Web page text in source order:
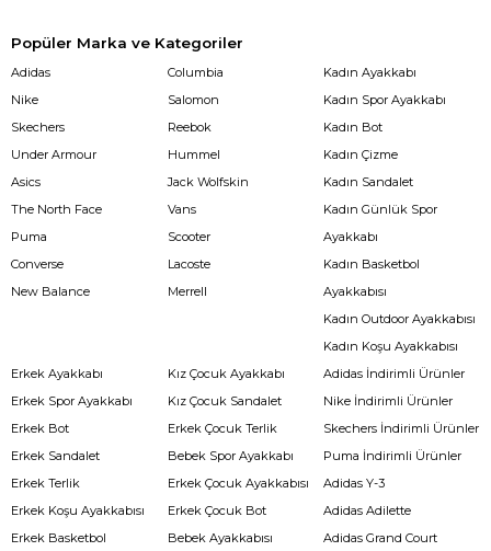
Popüler Marka ve Kategoriler
Adidas
Nike
Skechers
Under Armour
Asics
The North Face
Puma
Converse
New Balance
Columbia
Salomon
Reebok
Hummel
Jack Wolfskin
Vans
Scooter
Lacoste
Merrell
Kadın Ayakkabı
Kadın Spor Ayakkabı
Kadın Bot
Kadın Çizme
Kadın Sandalet
Kadın Günlük Spor
Ayakkabı
Kadın Basketbol
Ayakkabısı
Kadın Outdoor Ayakkabısı
Kadın Koşu Ayakkabısı
Erkek Ayakkabı
Erkek Spor Ayakkabı
Erkek Bot
Erkek Sandalet
Erkek Terlik
Erkek Koşu Ayakkabısı
Erkek Basketbol
Kız Çocuk Ayakkabı
Kız Çocuk Sandalet
Erkek Çocuk Terlik
Bebek Spor Ayakkabı
Erkek Çocuk Ayakkabısı
Erkek Çocuk Bot
Bebek Ayakkabısı
Adidas İndirimli Ürünler
Nike İndirimli Ürünler
Skechers İndirimli Ürünler
Puma İndirimli Ürünler
Adidas Y-3
Adidas Adilette
Adidas Grand Court